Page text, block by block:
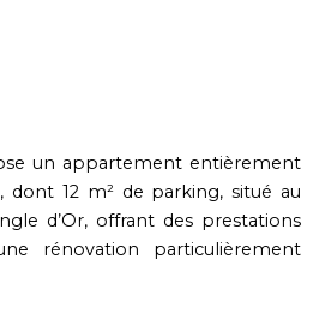
un appartement entièrement
dont 12 m² de parking, situé au
d’Or, offrant des prestations
rénovation particulièrement